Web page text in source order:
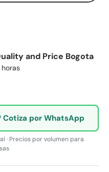
and Price Bogota
Cotiza por WhatsApp
· Precios por volumen para